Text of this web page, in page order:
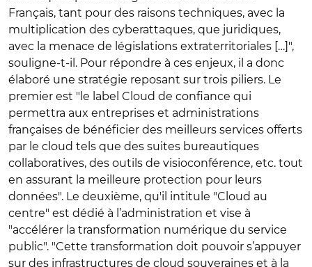
Français, tant pour des raisons techniques, avec la
multiplication des cyberattaques, que juridiques,
avec la menace de législations extraterritoriales […]",
souligne-t-il. Pour répondre à ces enjeux, il a donc
élaboré une stratégie reposant sur trois piliers. Le
premier est "le label Cloud de confiance qui
permettra aux entreprises et administrations
françaises de bénéficier des meilleurs services offerts
par le cloud tels que des suites bureautiques
collaboratives, des outils de visioconférence, etc. tout
en assurant la meilleure protection pour leurs
données". Le deuxième, qu'il intitule "Cloud au
centre" est dédié à l’administration et vise à
"accélérer la transformation numérique du service
public". "Cette transformation doit pouvoir s’appuyer
sur des infrastructures de cloud souveraines et à la